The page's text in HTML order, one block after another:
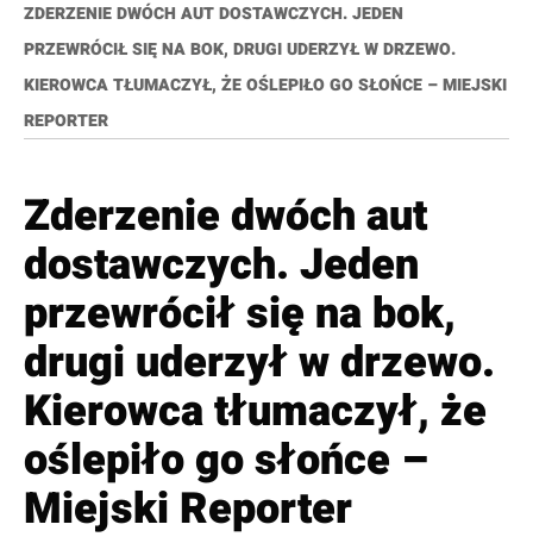
ZDERZENIE DWÓCH AUT DOSTAWCZYCH. JEDEN
PRZEWRÓCIŁ SIĘ NA BOK, DRUGI UDERZYŁ W DRZEWO.
KIEROWCA TŁUMACZYŁ, ŻE OŚLEPIŁO GO SŁOŃCE – MIEJSKI
REPORTER
Zderzenie dwóch aut
dostawczych. Jeden
przewrócił się na bok,
drugi uderzył w drzewo.
Kierowca tłumaczył, że
oślepiło go słońce –
Miejski Reporter